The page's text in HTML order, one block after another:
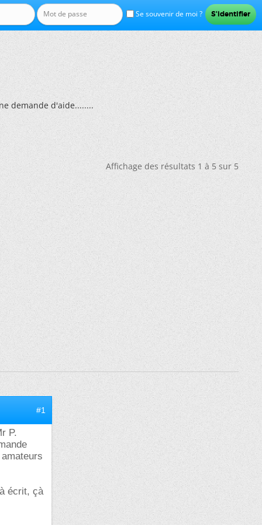
Se souvenir de moi ?
demande d'aide........
Affichage des résultats 1 à 5 sur 5
#1
P.
écrit, çà